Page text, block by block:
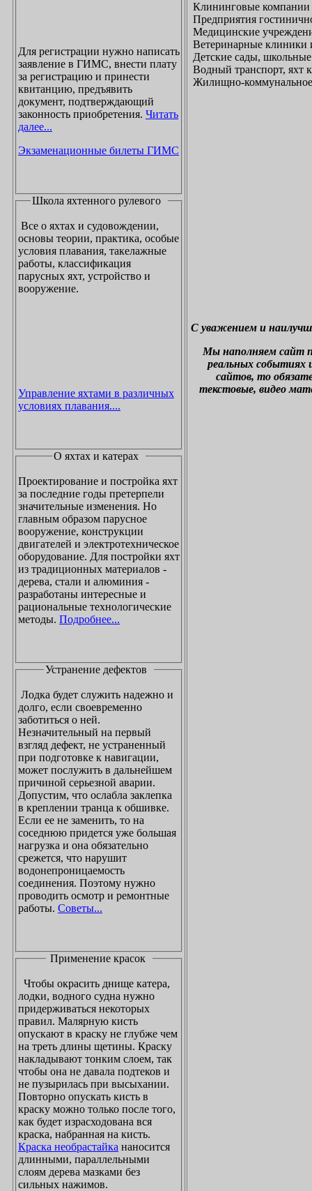
Для регистрации нужно написать
заявление в ГИМС, внести плату
за регистрацию и принести
квитанцию, предъявить
документ, подтверждающий
законность приобретения. Читать
далее...
Экзаменационные билеты ГИМС
Школа яхтенного рулевого
Все о яхтах и судовождении,
основы теории, практика, особые
условия плавания, такелажные
работы, классификация
парусных яхт, устройство и
вооружение.
Управление яхтами в различных
условиях плавания....
О яхтах и катерах
Проектирование и постройка яхт
за последние годы претерпели
значительные изменения. Но
главным образом парусное
вооружение, конструкции
двигателей и электротехническое
оборудование. Для постройки яхт
из традиционных материалов -
дерева, стали и алюминия -
разработаны интересные и
рациональные технологические
методы. Подробнее...
Устранение дефектов
Лодка будет служить надежно и
долго, если своевременно
заботиться о ней.
Незначительный на первый
взгляд дефект, не устраненный
при подготовке к навигации,
может послужить в дальнейшем
причиной серьезной аварии.
Допустим, что ослабла заклепка
в креплении транца к обшивке.
Если ее не заменить, то на
соседнюю придется уже большая
нагрузка и она обязательно
срежется, что нарушит
водонепроницаемость
соединения. Поэтому нужно
проводить осмотр и ремонтные
работы. Советы...
Применение красок
лодки, водного судна нужно
придерживаться некоторых
правил. Малярную кисть
опускают в краску не глубже чем
на треть длины щетины. Краску
накладывают тонким слоем, так
чтобы она не давала подтеков и
не пузырилась при высыхании.
Повторно опускать кисть в
краску можно только после того,
как будет израсходована вся
краска, набранная на кисть.
Краска необрастайка
длинными, параллельными
слоям дерева мазками без
сильных нажимов.
Клининговые компании
Предприятия
Медицинские
Ветеринарные клиники
Детские сады,
Водный транспорт,
Жилищно-коммунальное
С уважением и
Мы наполняем сайт
реальных событиях
сайтов, то
текстовые, видео